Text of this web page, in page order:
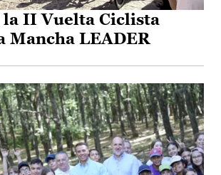
la II Vuelta Ciclista
Mancha LEADER